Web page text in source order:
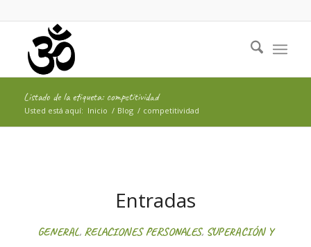
Listado de la etiqueta: competitividad
Usted está aquí: Inicio / Blog / competitividad
Entradas
GENERAL, RELACIONES PERSONALES, SUPERACIÓN Y